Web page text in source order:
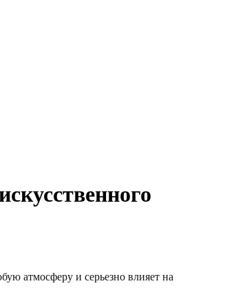
атмосферу и серьезно влияет на